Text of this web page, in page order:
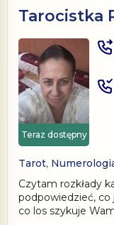
Tarocistka
Teraz dostępny
Tarot,
Czytam rozkłady
podpowiedzieć, co
co los szykuje